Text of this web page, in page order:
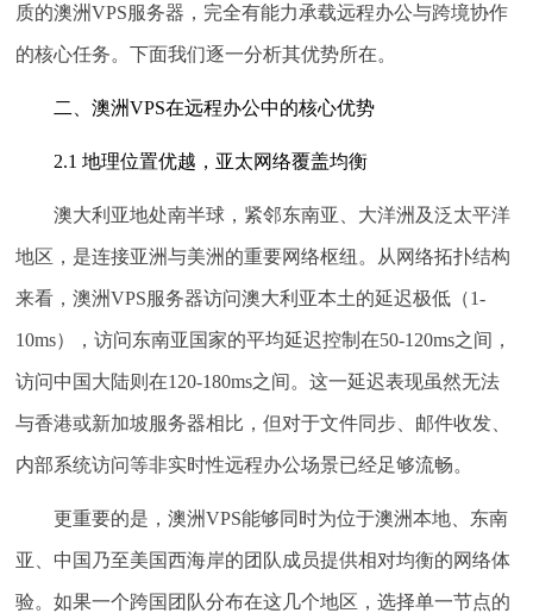
质的澳洲VPS服务器，完全有能力承载远程办公与跨境协作
的核心任务。下面我们逐一分析其优势所在。
二、澳洲VPS在远程办公中的核心优势
2.1 地理位置优越，亚太网络覆盖均衡
澳大利亚地处南半球，紧邻东南亚、大洋洲及泛太平洋
地区，是连接亚洲与美洲的重要网络枢纽。从网络拓扑结构
来看，澳洲VPS服务器访问澳大利亚本土的延迟极低（1-
10ms），访问东南亚国家的平均延迟控制在50-120ms之间，
访问中国大陆则在120-180ms之间。这一延迟表现虽然无法
与香港或新加坡服务器相比，但对于文件同步、邮件收发、
内部系统访问等非实时性远程办公场景已经足够流畅。
更重要的是，澳洲VPS能够同时为位于澳洲本地、东南
亚、中国乃至美国西海岸的团队成员提供相对均衡的网络体
验。如果一个跨国团队分布在这几个地区，选择单一节点的